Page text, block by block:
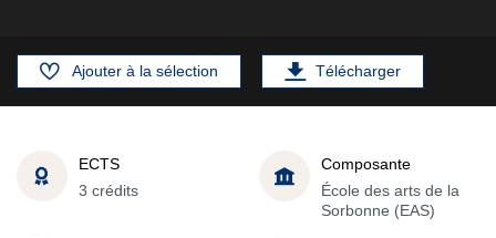
Ajouter à la sélection Télécharger
ECTS
3 crédits
Composante
École des arts de la
Sorbonne (EAS)